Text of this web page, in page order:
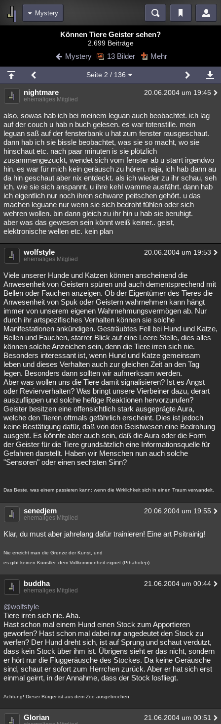
Mystery
Blogs Videos
Chat Wiki Neuigkeiten
meine Rubriken
Menschen Wissenschaft Mystery Kriminalfälle
Spiritualität Verschwörungen Technologie Ufologie
Natur Umfragen Unterhaltung
weitere Rubriken
Philosophie Träume Orte Esoterik Literatur
Astronomie Helpdesk Gruppen Gaming Filme
Musik Clash Verbesserungen Allmystery English
Übersichten
Besucht Teilgenommen Alle
Lesenswert
Können Tiere Geister sehen?
2.699 Beiträge
Mystery 13 Bilder Mehr
Seite 2 / 136
nightmare 20.06.2004 um 19:45
ehemaliges Mitglied
also, sowas hab ich bei meinem leguan auch beobachtet. ich lag
auf der couch u hab n buch gelesen. es war totenstille. mein
leguan saß auf der fensterbank u hat zum fenster rausgeschaut.
dann hab ich sie bissle beobachtet, was sie so macht, wo sie
hinschaut etc. nach paar minuten is sie plötzlich
zusammengezuckt, wendet sich vom fenster ab u starrt irgendwo
hin. es war für mich kein geräusch zu hören. naja, ich hab dann au
da hin geschaut aber nix entdeckt. als ich wieder zu ihr schau, seh
ich, wie sie sich anspannt, u ihre kehl wamme ausfährt. dann hab
ich eigentlich nur noch ihren schwanz peitschen gehört. u das
machen leguane nur wenn sie sich bedroht fühlen oder sich
wehren wollen. bin dann gleich zu ihr hin u hab sie beruhigt.
aber was das gewesen sein könnt weiß keiner.. geist,
elektronische wellen etc. kein plan
wolfstyle 20.06.2004 um 19:53
ehemaliges Mitglied
Viele unserer Hunde und Katzen können anscheinend die
Anwesenheit von Geistern spüren und auch dementsprechend mit
Bellen oder Fauchen anzeigen. Ob der Eigentümer des Tieres die
Anwesenheit von Spuk oder Geistern wahrnehmen kann hängt
immer von unserem eigenen Wahrnehmungsvermögen ab. Nur
durch ihr artspezifisches Verhalten können sie solche
Manifestationen ankündigen. Gesträubtes Fell bei Hund und Katze,
Bellen und Fauchen, starrer Blick auf eine Leere Stelle, dies alles
können solche Anzeichen sein, denn die Tiere irren sich nie.
Besonders interessant ist, wenn Hund und Katze gemeinsam
leben und dieses Verhalten auch zur gleichen Zeit an den Tag
legen. Besonders dann sollten wir aufmerksam werden.
Aber was wollen uns die Tiere damit signalisieren? Ist es Angst
oder Revierverhalten? Was bringt unsere Vierbeiner dazu, derart
auszuflippen und solche heftige Reaktionen hervorzurufen?
Geister besitzen eine offensichtlich stark ausgeprägte Aura,
welche den Tieren oftmals gefährlich erscheint. Dies ist jedoch
keine Bestätigung dafür, daß von den Geistwesen eine Bedrohung
ausgeht. Es könnte aber auch sein, daß die Aura oder die Form
der Geister für die Tiere grundsätzlich eine Informationsquelle für
Gefahren darstellt. Haben wir Menschen nun auch solche
"Sensoren" oder einen sechsten Sinn?
Das Beste, was einem passieren kann: wenn die Wirklichkeit sich in einen Traum verwandelt.
senedjem 20.06.2004 um 19:55
ehemaliges Mitglied
Klar, du must aber jahrelang dafür trainieren! Eine art Psitrainig!
Nie erreicht man die Grenze der Kunst, und
es gibt keinen Künstler, dem Vollkommenheit eignet.(Pthahotep)
buddha 21.06.2004 um 00:44
ehemaliges Mitglied
@wolfstyle
Tiere irren sich nie. Aha.
Hast schon mal einem Hund einen Stock zum Apportieren
geworfen? Hast schon mal dabei nur angedeutet den Stock zu
werfen? Der Hund dreht sich, ist auf Sprung und schaut verdutzt,
dass kein Stock über ihm ist. Übrigens sieht er das nicht, sondern
er hört nur die Fluggeräusche des Stockes. Da keine Geräusche
sind, schaut er sofort zum Herrchen zurück. Aber er hat sich erst
einmal geirrt, in der Annahme, dass der Stock losfliegt.
Achtung! Dieser Bürger ist aus dem Zoo ausgebrochen.
Glorian 21.06.2004 um 00:51